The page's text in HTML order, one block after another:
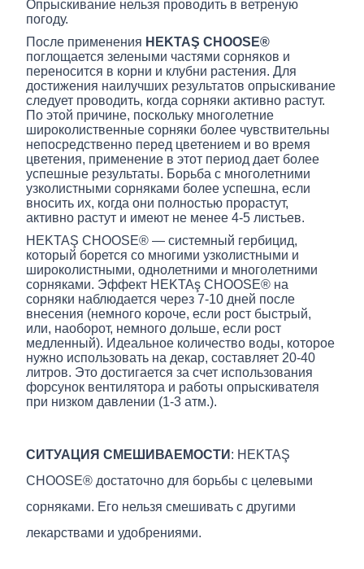
Опрыскивание нельзя проводить в ветреную
погоду.
После применения HEKTAŞ CHOOSE®
поглощается зелеными частями сорняков и
переносится в корни и клубни растения. Для
достижения наилучших результатов опрыскивание
следует проводить, когда сорняки активно растут.
По этой причине, поскольку многолетние
широколиственные сорняки более чувствительны
непосредственно перед цветением и во время
цветения, применение в этот период дает более
успешные результаты. Борьба с многолетними
узколистными сорняками более успешна, если
вносить их, когда они полностью прорастут,
активно растут и имеют не менее 4-5 листьев.
HEKTAŞ CHOOSE® — системный гербицид,
который борется со многими узколистными и
широколистными, однолетними и многолетними
сорняками. Эффект HEKTAş CHOOSE® на
сорняки наблюдается через 7-10 дней после
внесения (немного короче, если рост быстрый,
или, наоборот, немного дольше, если рост
медленный). Идеальное количество воды, которое
нужно использовать на декар, составляет 20-40
литров. Это достигается за счет использования
форсунок вентилятора и работы опрыскивателя
при низком давлении (1-3 атм.).
СИТУАЦИЯ СМЕШИВАЕМОСТИ : HEKTAŞ
CHOOSE® достаточно для борьбы с целевыми
сорняками. Его нельзя смешивать с другими
лекарствами и удобрениями.